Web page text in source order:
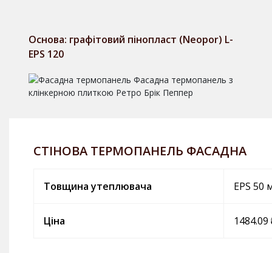
Основа: графітовий пінопласт (Neopor) L-
EPS 120
СТІНОВА ТЕРМОПАНЕЛЬ ФАСАДНА
Товщина утеплювача EPS 50
Ціна